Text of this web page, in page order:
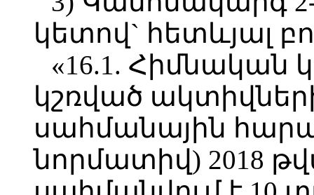
կետով` հետևյալ
«16.1. Հիմնական
կշռված
սահմանային
նորմատիվ) 2018